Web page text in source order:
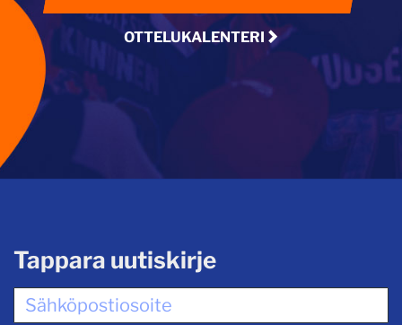
OTTELUKALENTERI
Tappara uutiskirje